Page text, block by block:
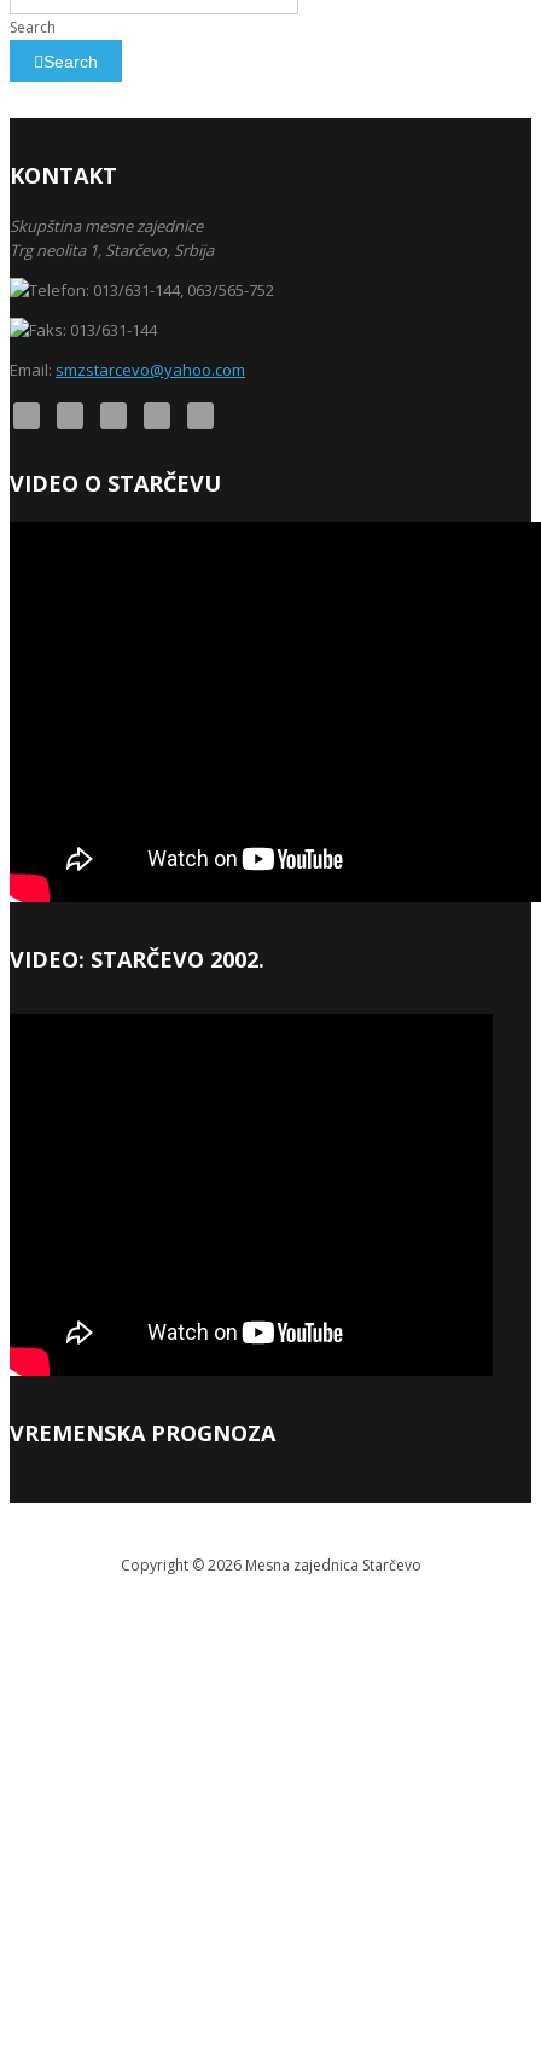
Search
Search
KONTAKT
Skupština mesne zajednice
Trg neolita 1, Starčevo, Srbija
013/631-144, 063/565-752
013/631-144
Email: smzstarcevo@yahoo.com
VIDEO O STARČEVU
VIDEO: STARČEVO 2002.
VREMENSKA PROGNOZA
Copyright © 2026 Меsna zajednica Starčevo